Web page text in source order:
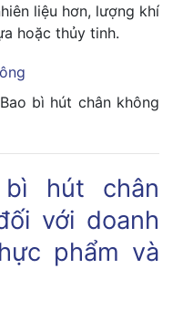
liệu hơn, lượng khí
hoặc thủy tinh.
bì hút chân không
hút chân
với doanh
phẩm và